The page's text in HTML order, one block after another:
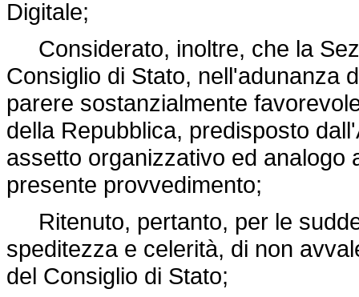
Digitale;
Considerato, inoltre, che la
Consiglio di Stato, nell'adunanza
parere sostanzialmente
della Repubblica, predisposto
assetto organizzativo ed analogo
presente provvedimento;
Ritenuto, pertanto, per le
speditezza e celerità, di non
del Consiglio di Stato;